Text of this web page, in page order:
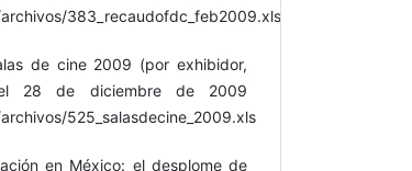
383_recaudofdc_feb2009.xls
de cine 2009 (por exhibidor,
el 28 de diciembre de 2009
525_salasdecine_2009.xls
en México: el desplome de